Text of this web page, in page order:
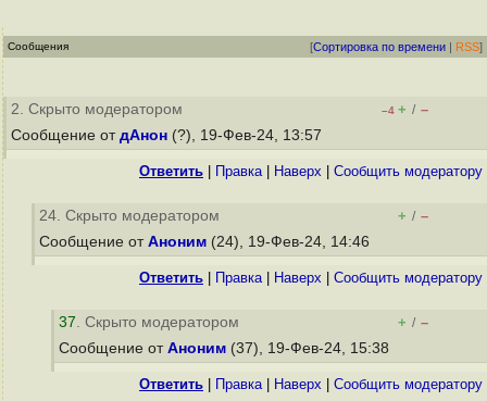
Сообщения [Сортировка по времени | RSS]
2. Скрыто модератором –4 + / –
Сообщение от дАнон (?), 19-Фев-24, 13:57
Ответить Правка| Наверх Cообщить модератору
24. Скрыто модератором + / –
Сообщение от Аноним (24), 19-Фев-24, 14:46
Ответить Правка| Наверх Cообщить модератору
37. Скрыто модератором + / –
Сообщение от Аноним (37), 19-Фев-24, 15:38
Ответить Правка| Наверх Cообщить модератору